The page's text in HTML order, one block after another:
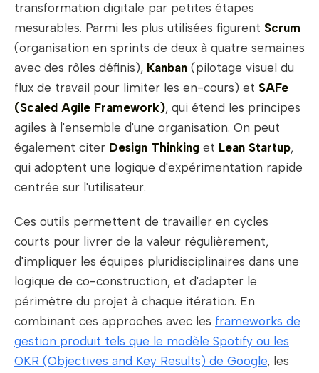
transformation digitale par petites étapes
mesurables. Parmi les plus utilisées figurent Scrum
(organisation en sprints de deux à quatre semaines
avec des rôles définis), Kanban (pilotage visuel du
flux de travail pour limiter les en-cours) et SAFe
(Scaled Agile Framework), qui étend les principes
agiles à l'ensemble d'une organisation. On peut
également citer Design Thinking et Lean Startup,
qui adoptent une logique d'expérimentation rapide
centrée sur l'utilisateur.
Ces outils permettent de travailler en cycles
courts pour livrer de la valeur régulièrement,
d'impliquer les équipes pluridisciplinaires dans une
logique de co-construction, et d'adapter le
périmètre du projet à chaque itération. En
combinant ces approches avec les frameworks de
gestion produit tels que le modèle Spotify ou les
OKR (Objectives and Key Results) de Google, les